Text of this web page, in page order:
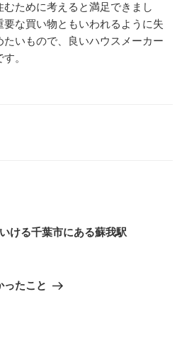
むために考えると満足できまし
要な買い物ともいわれるように失
たいもので、良いハウスメーカー
。
ける千葉市にある蘇我駅
ったこと